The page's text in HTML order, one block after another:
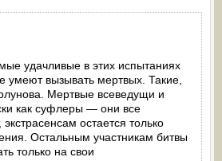
удачливые в этих испытаниях
вызывать мертвых. Такие,
Мертвые всеведущи и
как суфлеры — они все
экстрасенсам остается только
Остальным участникам битвы
только на свои